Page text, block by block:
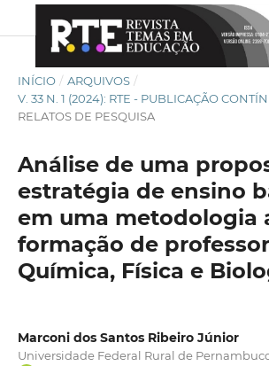
INÍCIO / ARQUIVOS /
V. 33 N. 1 (2024): RTE - PUBLICAÇÃO
RELATOS DE PESQUISA
Análise de uma
estratégia de ensino
em uma metodologia
formação de
Química, Física e
Marconi dos Santos Ribeiro Júnior
Universidade Federal Rural de